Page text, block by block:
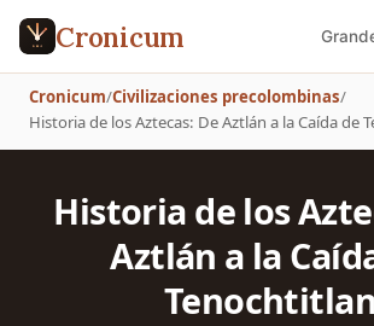
Cronicum
Cronicum/Civilizaciones precolombinas/
Historia de los Aztecas: De Aztlán a la Caída de
Historia de los
Aztlán a la
Tenochtitlan